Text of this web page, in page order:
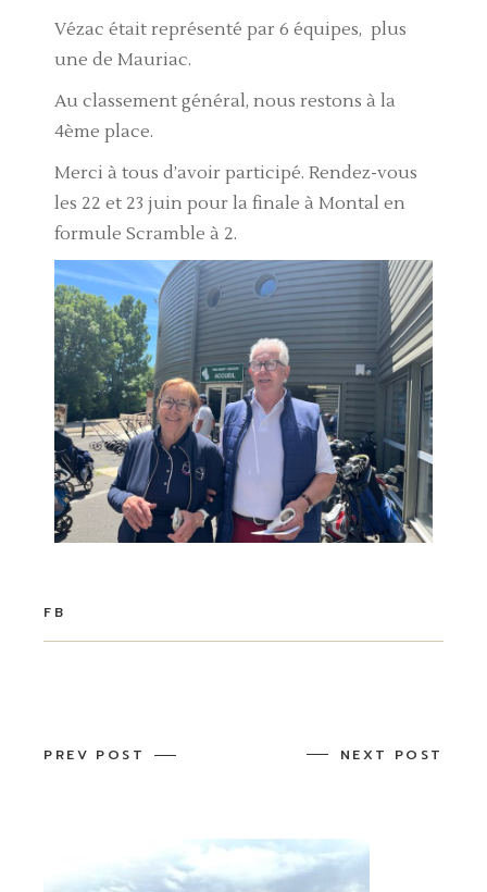
Vézac était représenté par 6 équipes, plus
une de Mauriac.
Au classement général, nous restons à la
4ème place.
Merci à tous d’avoir participé. Rendez-vous
les 22 et 23 juin pour la finale à Montal en
formule Scramble à 2.
FB
PREV POST NEXT POST